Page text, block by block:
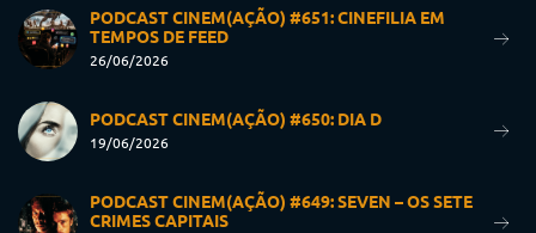
PODCAST CINEM(AÇÃO) #651: CINEFILIA EM
TEMPOS DE FEED
26/06/2026
PODCAST CINEM(AÇÃO) #650: DIA D
19/06/2026
PODCAST CINEM(AÇÃO) #649: SEVEN – OS SETE
CRIMES CAPITAIS